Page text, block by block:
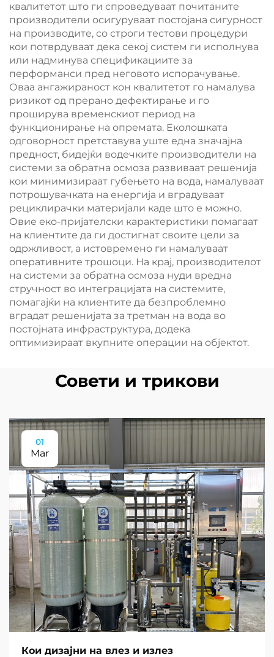
квалитетот што ги спроведуваат почитаните
производители осигуруваат постојана сигурност
на производите, со строги тестови процедури
кои потврдуваат дека секој систем ги исполнува
или надминува спецификациите за
перформанси пред неговото испорачување.
Оваа ангажираност кон квалитетот го намалува
ризикот од прерано дефектирање и го
проширува временскиот период на
функционирање на опремата. Еколошката
одговорност претставува уште една значајна
предност, бидејќи водечките производители на
системи за обратна осмоза развиваат решенија
кои минимизираат губењето на вода, намалуваат
потрошувачката на енергија и вградуваат
рециклирачки материјали каде што е можно.
Овие еко-пријателски карактеристики помагаат
на клиентите да ги достигнат своите цели за
одржливост, а истовремено ги намалуваат
оперативните трошоци. На крај, производителот
на системи за обратна осмоза нуди вредна
стручност во интеграцијата на системите,
помагајќи на клиентите да безпроблемно
вградат решенијата за третман на вода во
постојната инфраструктура, додека
оптимизираат вкупните операции на објектот.
Совети и трикови
01
Mar
Кои дизајни на влез и излез